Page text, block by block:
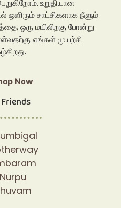
உறுதியான
ஒளிரும் சாட்சிகளாக நீளும்
ஒரு மயிலிறகு போன்று
எங்கள் முயற்சி
Now
Nurpu